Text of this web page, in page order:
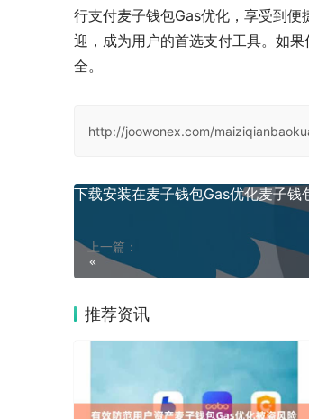
行支付麦子钱包Gas优化，享受到
迎，成为用户的首选支付工具。如
全。
http://joowonex.com/
上一篇：
下载安装在麦子钱包Gas优化麦子钱
推荐资讯